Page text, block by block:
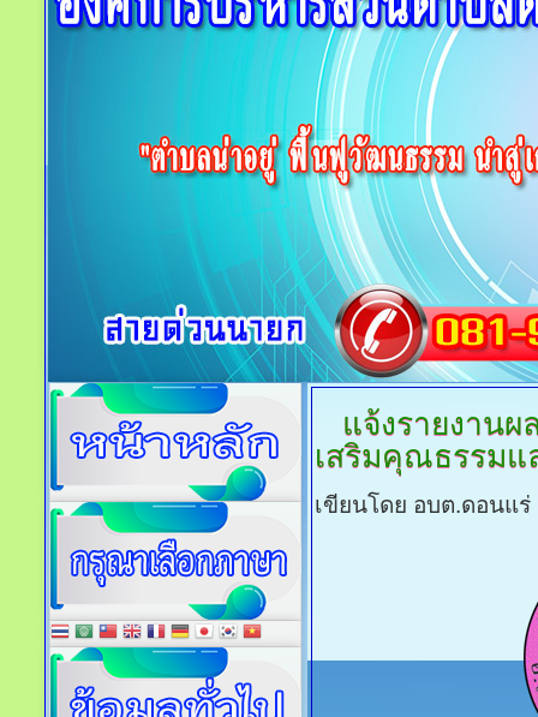
แจ้งรายงานผ
เสริมคุณธรรมแ
เขียนโดย อบต.ดอนแร่